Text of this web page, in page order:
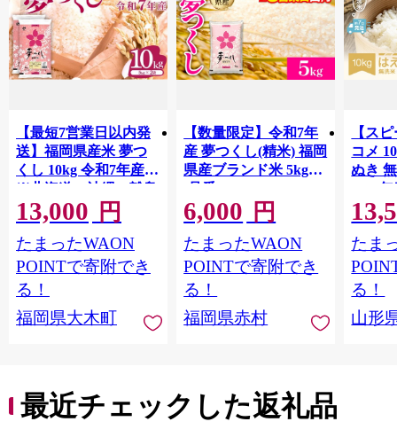
【最短7営業日以内発
送】福岡県産米 夢つ
くし 10kg 令和7年産
※北海道・沖縄・離島
は配送不可 |【精米 単
一米 単一原料米 7年産
国産 お米 ブランド米
5kg × 2 ゆめつくし】
CY009_01
13,000 円
たまったWAON
POINTで寄附でき
る！
福岡県大木町
【数量限定】令和7年
産 夢つくし(精米) 福岡
県産ブランド米 5kg
(品番:3X10R7)
6,000 円
たまったWAON
POINTで寄附でき
る！
福岡県赤村
【ス
コメ
ぬき
2025
たま
る！
山形
最近チェックした返礼品